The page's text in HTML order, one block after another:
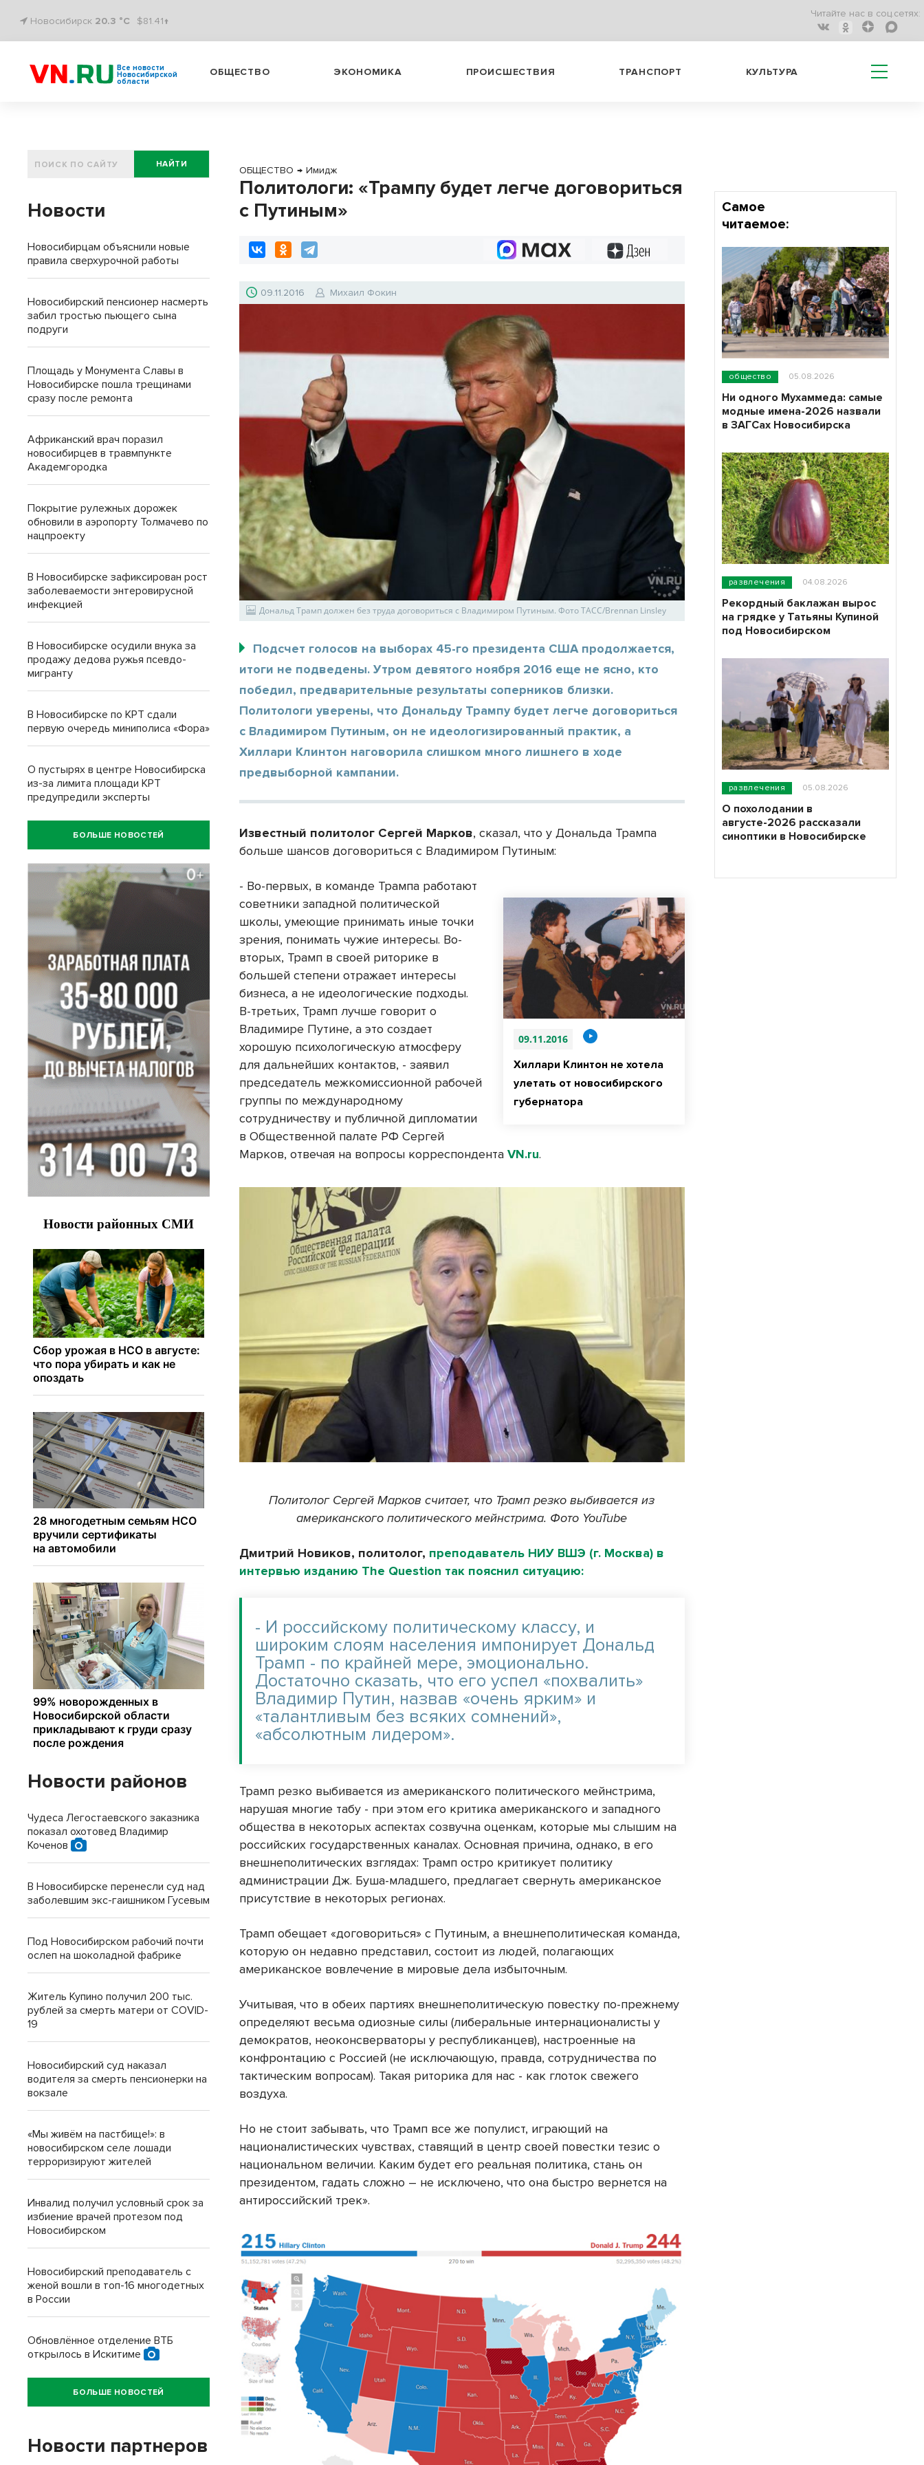
Новосибирск 20.3 °C $81.41↑
Читайте нас в соц.сетях:
Все новости
Новосибирской
области
ОБЩЕСТВО ЭКОНОМИКА ПРОИСШЕСТВИЯ ТРАНСПОРТ КУЛЬТУРА
ОБЩЕСТВО → Имидж
Политологи: «Трампу будет легче договориться
с Путиным»
09.11.2016 Михаил Фокин
Дональд Трамп должен без труда договориться с Владимиром Путиным. Фото ТАСС/Brennan Linsley
Подсчет голосов на выборах 45-го президента США продолжается,
итоги не подведены. Утром девятого ноября 2016 еще не ясно, кто
победил, предварительные результаты соперников близки.
Политологи уверены, что Дональду Трампу будет легче договориться
с Владимиром Путиным, он не идеологизированный практик, а
Хиллари Клинтон наговорила слишком много лишнего в ходе
предвыборной кампании.
Известный политолог Сергей Марков, сказал, что у Дональда Трампа
больше шансов договориться с Владимиром Путиным:
09.11.2016
Хиллари Клинтон не хотела
улетать от новосибирского
губернатора
- Во-первых, в команде Трампа работают
советники западной политической
школы, умеющие принимать иные точки
зрения, понимать чужие интересы. Во-
вторых, Трамп в своей риторике в
большей степени отражает интересы
бизнеса, а не идеологические подходы.
В-третьих, Трамп лучше говорит о
Владимире Путине, а это создает
хорошую психологическую атмосферу
для дальнейших контактов, - заявил
председатель межкомиссионной рабочей
группы по международному
сотрудничеству и публичной дипломатии
в Общественной палате РФ Сергей
Марков, отвечая на вопросы корреспондента VN.ru.
Политолог Сергей Марков считает, что Трамп резко выбивается из
американского политического мейнстрима. Фото YouTube
Дмитрий Новиков, политолог, преподаватель НИУ ВШЭ (г. Москва) в
интервью изданию The Question так пояснил ситуацию:
- И российскому политическому классу, и
широким слоям населения импонирует Дональд
Трамп - по крайней мере, эмоционально.
Достаточно сказать, что его успел «похвалить»
Владимир Путин, назвав «очень ярким» и
«талантливым без всяких сомнений»,
«абсолютным лидером».
Трамп резко выбивается из американского политического мейнстрима,
нарушая многие табу - при этом его критика американского и западного
общества в некоторых аспектах созвучна оценкам, которые мы слышим на
российских государственных каналах. Основная причина, однако, в его
внешнеполитических взглядах: Трамп остро критикует политику
администрации Дж. Буша-младшего, предлагает свернуть американское
присутствие в некоторых регионах.
Трамп обещает «договориться» с Путиным, а внешнеполитическая команда,
которую он недавно представил, состоит из людей, полагающих
американское вовлечение в мировые дела избыточным.
Учитывая, что в обеих партиях внешнеполитическую повестку по-прежнему
определяют весьма одиозные силы (либеральные интернационалисты у
демократов, неоконсверваторы у республиканцев), настроенные на
конфронтацию с Россией (не исключающую, правда, сотрудничества по
тактическим вопросам). Такая риторика для нас - как глоток свежего
воздуха.
Но не стоит забывать, что Трамп все же популист, играющий на
националистических чувствах, ставящий в центр своей повестки тезис о
национальном величии. Каким будет его реальная политика, стань он
президентом, гадать сложно – не исключено, что она быстро вернется на
антироссийский трек».
НАЙТИ
Новости
Новосибирцам объяснили новые
правила сверхурочной работы
Новосибирский пенсионер насмерть
забил тростью пьющего сына
подруги
Площадь у Монумента Славы в
Новосибирске пошла трещинами
сразу после ремонта
Африканский врач поразил
новосибирцев в травмпункте
Академгородка
Покрытие рулежных дорожек
обновили в аэропорту Толмачево по
нацпроекту
В Новосибирске зафиксирован рост
заболеваемости энтеровирусной
инфекцией
В Новосибирске осудили внука за
продажу дедова ружья псевдо-
мигранту
В Новосибирске по КРТ сдали
первую очередь миниполиса «Фора»
О пустырях в центре Новосибирска
из-за лимита площади КРТ
предупредили эксперты
БОЛЬШЕ НОВОСТЕЙ
Новости районов
Чудеса Легостаевского заказника
показал охотовед Владимир
Коченов
В Новосибирске перенесли суд над
заболевшим экс-гаишником Гусевым
Под Новосибирском рабочий почти
ослеп на шоколадной фабрике
Житель Купино получил 200 тыс.
рублей за смерть матери от COVID-
19
Новосибирский суд наказал
водителя за смерть пенсионерки на
вокзале
«Мы живём на пастбище!»: в
новосибирском селе лошади
терроризируют жителей
Инвалид получил условный срок за
избиение врачей протезом под
Новосибирском
Новосибирский преподаватель с
женой вошли в топ-16 многодетных
в России
Обновлённое отделение ВТБ
открылось в Искитиме
БОЛЬШЕ НОВОСТЕЙ
Новости партнеров
Самое
читаемое:
общество 05.08.2026
Ни одного Мухаммеда: самые
модные имена-2026 назвали
в ЗАГСах Новосибирска
развлечения 04.08.2026
Рекордный баклажан вырос
на грядке у Татьяны Купиной
под Новосибирском
развлечения 05.08.2026
О похолодании в
августе-2026 рассказали
синоптики в Новосибирске